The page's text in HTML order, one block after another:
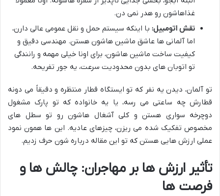
غذاهاشون رو هدر نمی دن.
نقش اتومبیل: با اینکه سیستم حمل و نقل عمومی عالی دارن،
اما آلمانی ها عاشق ماشین هاشون هستن. مهندسی دقیق و
کیفیت ساخت ماشین هاشون، برای اونا خیلی مهمه و رانندگی
تو اتوبان های بدون محدودیت سرعت، یه جور تفریحه.
تو آلمان، دیدن یه نفر که تو ایستگاه قطار منتظره و دقیقاً می دونه
قطارش چه ساعتی می رسه، یا یه خانواده که تو پارک مشغول
دوچرخه سواری هستن و کلی آشغال هاشون رو تو سطل های
مخصوص تفکیک شده می ریزن، چیزهای عادیه. این ها همون نمود
عملی ارزش هایی هستن که تو این مقاله درباره شون حرف زدیم.
تأثیر ارزش ها بر مهاجران: چالش ها و
فرصت ها